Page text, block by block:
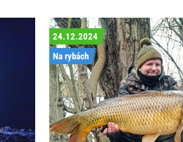
24.12.2024
Na rybách